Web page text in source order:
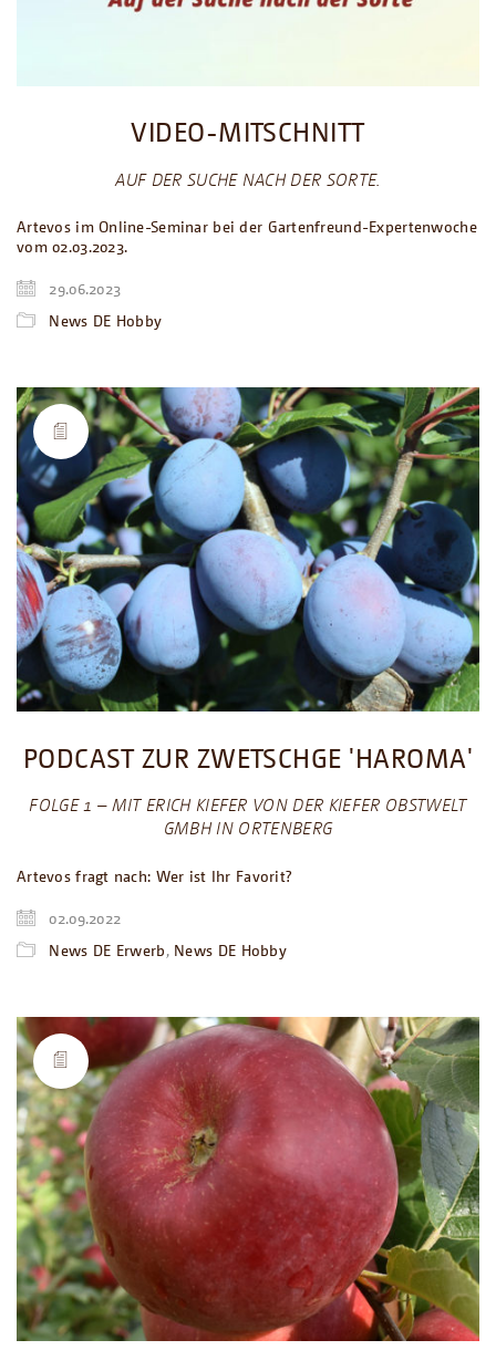
VIDEO-MITSCHNITT
AUF DER SUCHE NACH DER SORTE.
Artevos im Online-Seminar bei der Gartenfreund-Expertenwoche
vom 02.03.2023.
29.06.2023
News DE Hobby
PODCAST ZUR ZWETSCHGE 'HAROMA'
FOLGE 1 – MIT ERICH KIEFER VON DER KIEFER OBSTWELT
GMBH IN ORTENBERG
Artevos fragt nach: Wer ist Ihr Favorit?
02.09.2022
News DE Erwerb, News DE Hobby